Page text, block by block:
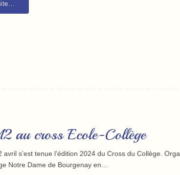
cross Ecole-Collège
avril s’est tenue l’édition 2024 du Cross du Collège.
Notre Dame de Bourgenay en…